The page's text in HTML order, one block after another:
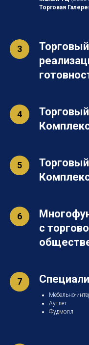
Торговая
с
Мебельно-
Аутлет
Фудмолл